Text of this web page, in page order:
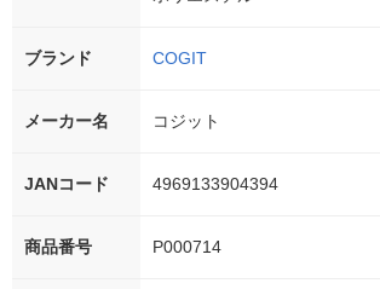
ブランド COGIT
メーカー名 コジット
JANコード 4969133904394
商品番号 P000714